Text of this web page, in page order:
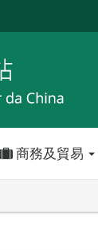
商務及貿易